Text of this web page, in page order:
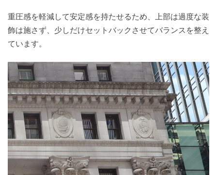
重圧感を軽減して安定感を持たせるため、上部は過度な装
飾は施さず、少しだけセットバックさせてバランスを整え
ています。